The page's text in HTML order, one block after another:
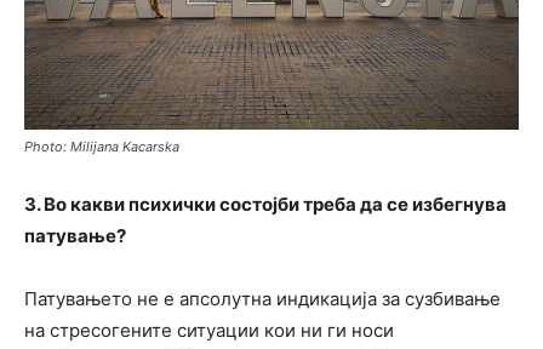
Photo: Milijana Kacarska
3. Во какви психички состојби треба да се избегнува
патување?
Патувањето не е апсолутна индикација за сузбивање
на стресогените ситуации кои ни ги носи